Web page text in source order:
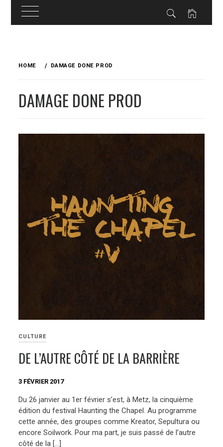
HOME DAMAGE DONE PROD
DAMAGE DONE PROD
CULTURE
DE L’AUTRE CÔTÉ DE LA BARRIÈRE
3 FÉVRIER 2017
Du 26 janvier au 1er février s’est, à Metz, la cinquième
édition du festival Haunting the Chapel. Au programme
cette année, des groupes comme Kreator, Sepultura ou
encore Soilwork. Pour ma part, je suis passé de l’autre
côté de la […]